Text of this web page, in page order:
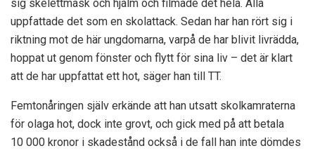
sig skelettmask och hjälm och filmade det hela. Alla
uppfattade det som en skolattack. Sedan har han rört sig i
riktning mot de här ungdomarna, varpå de har blivit livrädda,
hoppat ut genom fönster och flytt för sina liv – det är klart
att de har uppfattat ett hot, säger han till TT.
Femtonåringen själv erkände att han utsatt skolkamraterna
för olaga hot, dock inte grovt, och gick med på att betala
10 000 kronor i skadestånd också i de fall han inte dömdes